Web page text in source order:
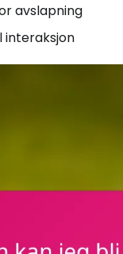
avslapning
interaksjon